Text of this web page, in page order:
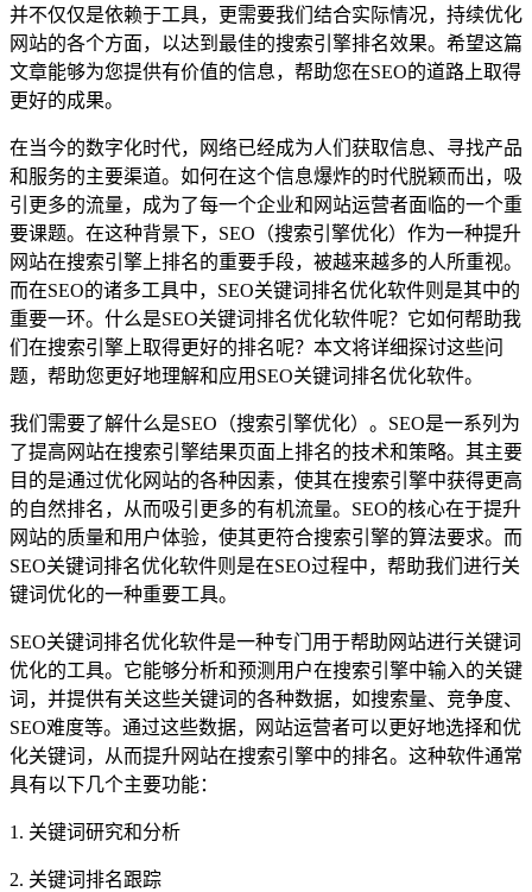
并不仅仅是依赖于工具，更需要我们结合实际情况，持续优化
网站的各个方面，以达到最佳的搜索引擎排名效果。希望这篇
文章能够为您提供有价值的信息，帮助您在SEO的道路上取得
更好的成果。
在当今的数字化时代，网络已经成为人们获取信息、寻找产品
和服务的主要渠道。如何在这个信息爆炸的时代脱颖而出，吸
引更多的流量，成为了每一个企业和网站运营者面临的一个重
要课题。在这种背景下，SEO（搜索引擎优化）作为一种提升
网站在搜索引擎上排名的重要手段，被越来越多的人所重视。
而在SEO的诸多工具中，SEO关键词排名优化软件则是其中的
重要一环。什么是SEO关键词排名优化软件呢？它如何帮助我
们在搜索引擎上取得更好的排名呢？本文将详细探讨这些问
题，帮助您更好地理解和应用SEO关键词排名优化软件。
我们需要了解什么是SEO（搜索引擎优化）。SEO是一系列为
了提高网站在搜索引擎结果页面上排名的技术和策略。其主要
目的是通过优化网站的各种因素，使其在搜索引擎中获得更高
的自然排名，从而吸引更多的有机流量。SEO的核心在于提升
网站的质量和用户体验，使其更符合搜索引擎的算法要求。而
SEO关键词排名优化软件则是在SEO过程中，帮助我们进行关
键词优化的一种重要工具。
SEO关键词排名优化软件是一种专门用于帮助网站进行关键词
优化的工具。它能够分析和预测用户在搜索引擎中输入的关键
词，并提供有关这些关键词的各种数据，如搜索量、竞争度、
SEO难度等。通过这些数据，网站运营者可以更好地选择和优
化关键词，从而提升网站在搜索引擎中的排名。这种软件通常
具有以下几个主要功能：
1. 关键词研究和分析
2. 关键词排名跟踪